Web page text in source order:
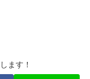
ます！